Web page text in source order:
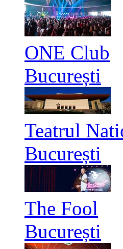
ONE Club
București
Teatrul
București
The Fool
București